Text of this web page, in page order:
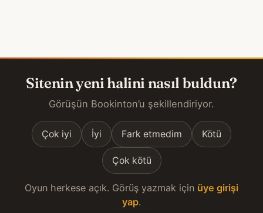
Sitenin yeni halini nasıl buldun?
Görüşün Bookinton’u şekillendiriyor.
Çok iyi İyi Fark etmedim Kötü
Çok kötü
Oyun herkese açık. Görüş yazmak için üye girişi
yap.